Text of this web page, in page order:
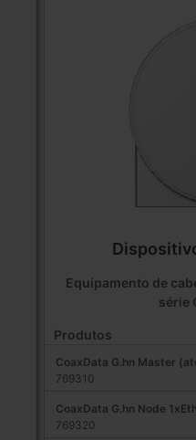
Equipamento de
série
Produtos
CoaxData G.hn Master
769310
CoaxData G.hn Node
769320